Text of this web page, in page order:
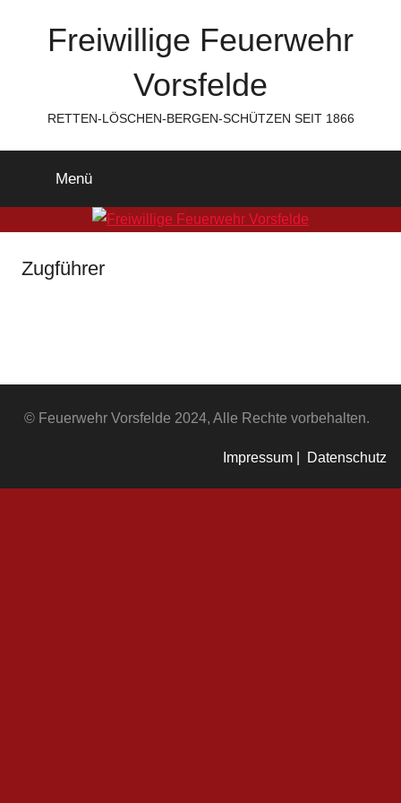
Freiwillige Feuerwehr
Vorsfelde
RETTEN-LÖSCHEN-BERGEN-SCHÜTZEN SEIT 1866
Menü
Zugführer
© Feuerwehr Vorsfelde 2024, Alle Rechte vorbehalten.
Datenschutz
Impressum |